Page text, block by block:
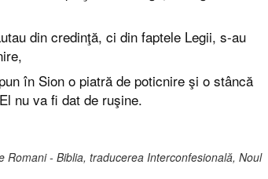
din credinţă, ci din faptele Legii, s-au
în Sion o piatră de poticnire şi o stâncă
nu va fi dat de ruşine.
Romani - Biblia, traducerea Interconfesională, Noul